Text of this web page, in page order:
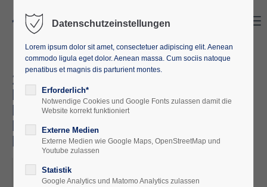
1923 Krisenjahr der Weimarer
Republik – Eine
Bewährungsprobe für die
Demokratie Im Vergleich zu
Heute 27.06. – 29.06.2023
2023-06-27
ORT: EUROPÄISCHE AKADEMIE M-V (ABGESAGT)
Datenschutzeinstellungen
Lorem ipsum dolor sit amet, consectetuer adipiscing elit. Aenean
commodo ligula eget dolor. Aenean massa. Cum sociis natoque
penatibus et magnis dis parturient montes.
Erforderlich*
Notwendige Cookies und Google Fonts zulassen damit die
Website korrekt funktioniert
Externe Medien
Externe Medien wie Google Maps, OpenStreetMap und
Youtube zulassen
Statistik
Google Analytics und Matomo Analytics zulassen